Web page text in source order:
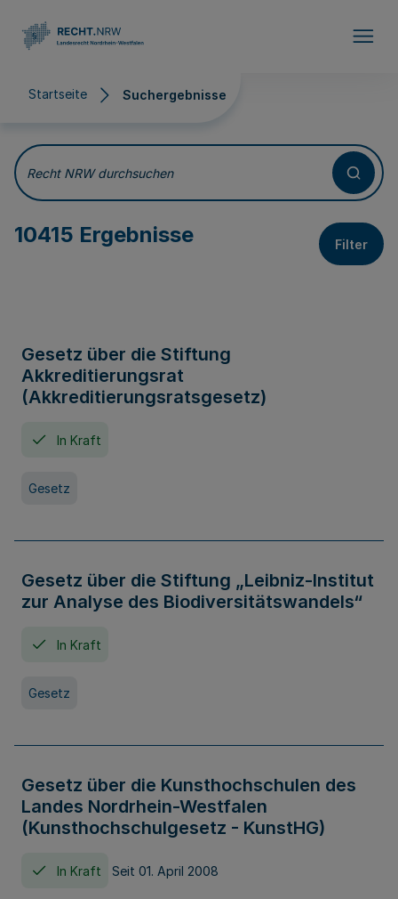
Startseite Suchergebnisse
Suchergebnisse
Recht NRW durchsuchen
10415 Ergebnisse Filter
Gesetz über die Stiftung
Akkreditierungsrat
(Akkreditierungsratsgesetz)
In Kraft
Gesetz
Gesetz über die Stiftung „Leibniz-Institut
zur Analyse des Biodiversitätswandels“
In Kraft
Gesetz
Gesetz über die Kunsthochschulen des
Landes Nordrhein-Westfalen
(Kunsthochschulgesetz - KunstHG)
In Kraft Seit 01. April 2008